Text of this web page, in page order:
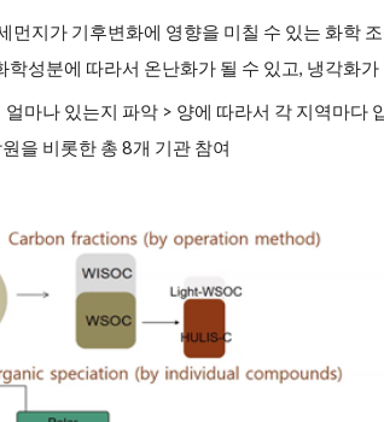
먼지가 기후변화에 영향을 미칠 수 있는 화학
학성분에 따라서 온난화가 될 수 있고, 냉각화가
얼마나 있는지 파악 > 양에 따라서 각 지역마다
을 비롯한 총 8개 기관 참여